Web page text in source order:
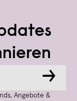
→
Angebote &